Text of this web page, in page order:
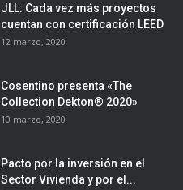
JLL: Cada vez más proyectos
cuentan con certificación LEED
12 marzo, 2020
Cosentino presenta «The
Collection Dekton® 2020»
10 marzo, 2020
Pacto por la inversión en el
Sector Vivienda y por el...